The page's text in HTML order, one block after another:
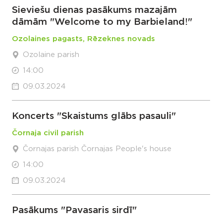
Sieviešu dienas pasākums mazajām
dāmām "Welcome to my Barbieland!"
Ozolaines pagasts, Rēzeknes novads
Ozolaine parish
14:00
09.03.2024
Koncerts "Skaistums glābs pasauli"
Čornaja civil parish
Čornajas parish Čornajas People's house
14:00
09.03.2024
Pasākums "Pavasaris sirdī"